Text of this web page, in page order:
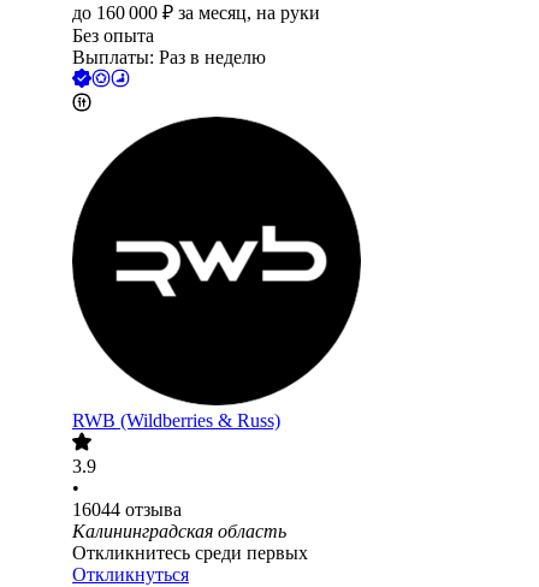
до 160 000 ₽ за месяц, на руки
Без опыта
Выплаты: Раз в неделю
RWB (Wildberries & Russ)
3.9
•
16044 отзыва
Калининградская область
Откликнитесь среди первых
Откликнуться